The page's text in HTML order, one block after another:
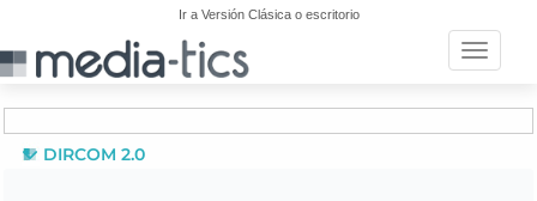
Ir a Versión Clásica o escritorio
Toggle
DIRCOM 2.0